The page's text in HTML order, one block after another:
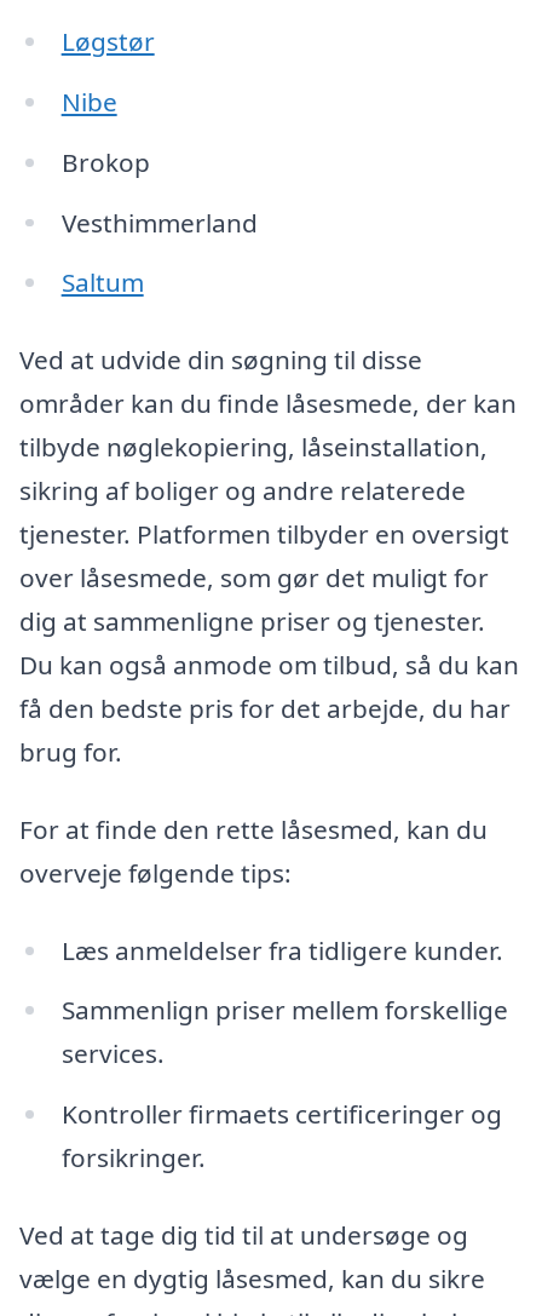
Løgstør
Nibe
Brokop
Vesthimmerland
Saltum
Ved at udvide din søgning til disse
områder kan du finde låsesmede, der kan
tilbyde nøglekopiering, låseinstallation,
sikring af boliger og andre relaterede
tjenester. Platformen tilbyder en oversigt
over låsesmede, som gør det muligt for
dig at sammenligne priser og tjenester.
Du kan også anmode om tilbud, så du kan
få den bedste pris for det arbejde, du har
brug for.
For at finde den rette låsesmed, kan du
overveje følgende tips:
Læs anmeldelser fra tidligere kunder.
Sammenlign priser mellem forskellige
services.
Kontroller firmaets certificeringer og
forsikringer.
Ved at tage dig tid til at undersøge og
vælge en dygtig låsesmed, kan du sikre